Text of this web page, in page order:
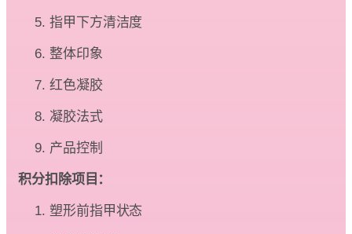
指甲下方清洁度
整体印象
红色凝胶
凝胶法式
产品控制
积分扣除项目：
塑形前指甲状态